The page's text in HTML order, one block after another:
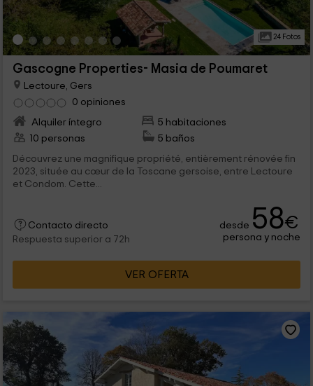
24 Fotos
Gascogne Properties- Masia de Poumaret
Lectoure, Gers
0 opiniones
Alquiler íntegro
5 habitaciones
10 personas
5 baños
Découvrez une magnifique propriété, entièrement rénovée fin
2023, située au cœur de la Toscane gersoise, entre Lectoure
et Condom. Cette...
Contacto directo
Respuesta superior a 72h
desde 58€
persona y noche
VER OFERTA